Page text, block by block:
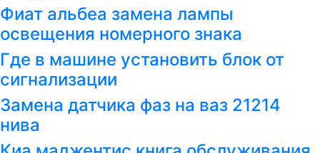
Фиат альбеа замена лампы
освещения номерного знака
Где в машине установить блок от
сигнализации
Замена датчика фаз на ваз 21214
нива